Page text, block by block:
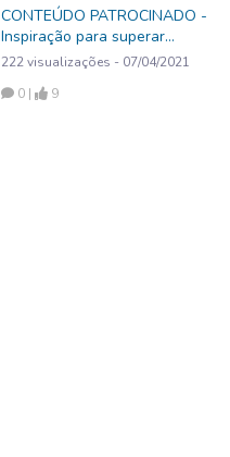
CONTEÚDO PATROCINADO -
Inspiração para superar
desafios em 2021
222 visualizações - 07/04/2021
0 |
9